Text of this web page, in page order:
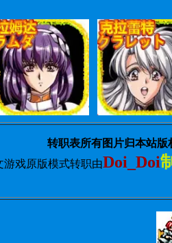
转职表所有图片归本站
游戏原版模式转职由Doi_Doi